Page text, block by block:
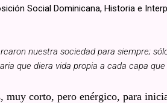
Social Dominicana, Historia e
nuestra sociedad para siempre;
que diera vida propia a cada capa que
muy corto, pero enérgico, para